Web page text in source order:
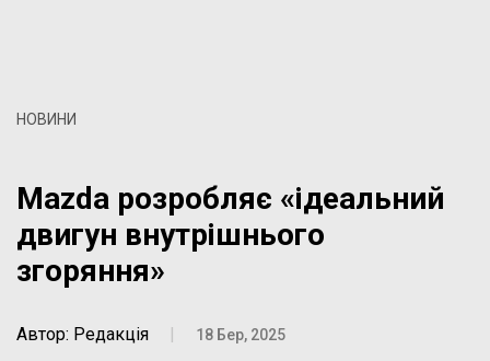
НОВИНИ
Mazda розробляє «ідеальний
двигун внутрішнього
згоряння»
Автор: Редакція | 18 Бер, 2025